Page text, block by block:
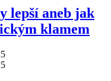
lepší aneb jak
klamem